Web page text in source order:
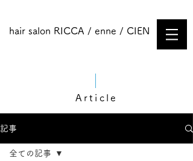
hair salon RICCA / enne / CIEN
Article
記事
全ての記事